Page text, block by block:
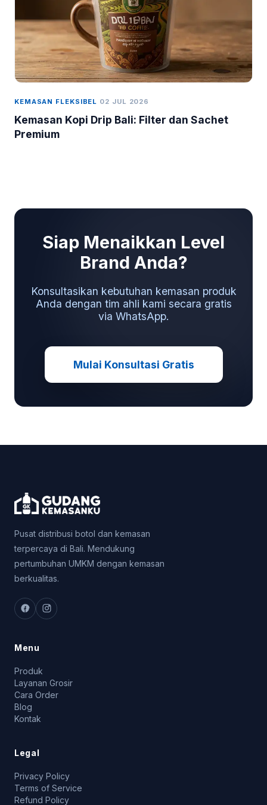
KEMASAN FLEKSIBEL 02 JUL 2026
Kemasan Kopi Drip Bali: Filter dan Sachet
Premium
Siap Menaikkan Level
Brand Anda?
Konsultasikan kebutuhan kemasan produk
Anda dengan tim ahli kami secara gratis
via WhatsApp.
Mulai Konsultasi Gratis
Pusat distribusi botol dan kemasan
terpercaya di Bali. Mendukung
pertumbuhan UMKM dengan kemasan
berkualitas.
Menu
Produk
Layanan Grosir
Cara Order
Blog
Kontak
Legal
Privacy Policy
Terms of Service
Refund Policy